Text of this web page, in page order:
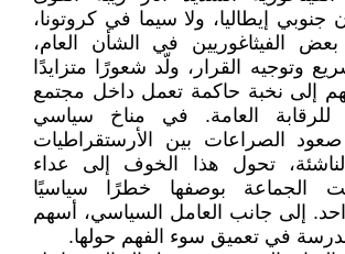
إيطاليا، ولا سيما في كروتونا،
الفيثاغوريين في الشأن العام،
وتوجيه القرار، ولّد شعورًا متزايدًا
إلى نخبة حاكمة تعمل داخل مجتمع
العامة. في مناخ سياسي
الصراعات بين الأرستقراطيات
تحول هذا الخوف إلى عداء
الجماعة بوصفها خطرًا سياسيًا
إلى جانب العامل السياسي، أسهم
في تعميق سوء الفهم حولها.